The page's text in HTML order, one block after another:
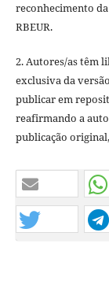
reconhecimento
RBEUR.
2. Autores/as têm
exclusiva da
publicar em
reafirmando a
publicação original,